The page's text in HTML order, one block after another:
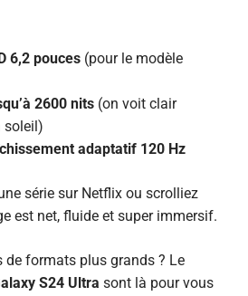
6,2 pouces (pour le modèle
2600 nits (on voit clair
soleil)
adaptatif 120 Hz
série sur Netflix ou scrolliez
est net, fluide et super immersif.
de formats plus grands ? Le
S24 Ultra sont là pour vous